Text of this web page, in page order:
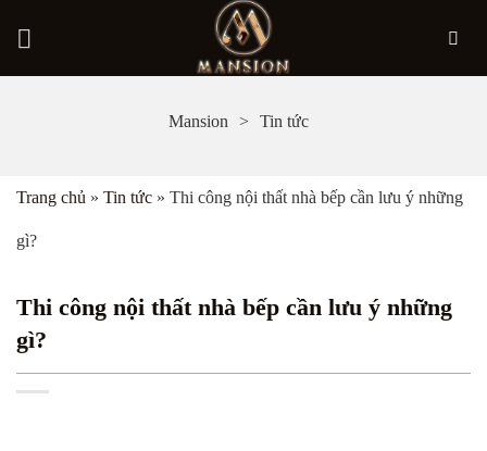
Mansion Tin tức
Trang chủ » Tin tức » Thi công nội thất nhà bếp cần lưu ý những
gì?
Thi công nội thất nhà bếp cần lưu ý những
gì?